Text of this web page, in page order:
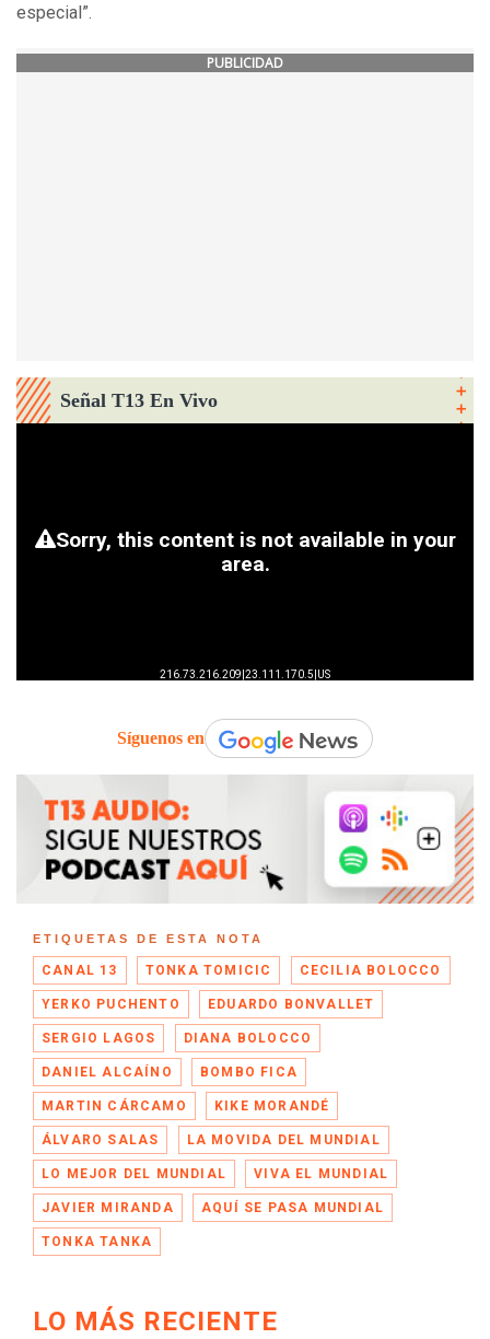
especial”.
PUBLICIDAD
Señal T13 En Vivo
Síguenos en
ETIQUETAS DE ESTA NOTA
CANAL 13 TONKA TOMICIC CECILIA BOLOCCO
YERKO PUCHENTO EDUARDO BONVALLET
SERGIO LAGOS DIANA BOLOCCO
DANIEL ALCAÍNO BOMBO FICA
MARTIN CÁRCAMO KIKE MORANDÉ
ÁLVARO SALAS LA MOVIDA DEL MUNDIAL
LO MEJOR DEL MUNDIAL VIVA EL MUNDIAL
JAVIER MIRANDA AQUÍ SE PASA MUNDIAL
TONKA TANKA
LO MÁS RECIENTE